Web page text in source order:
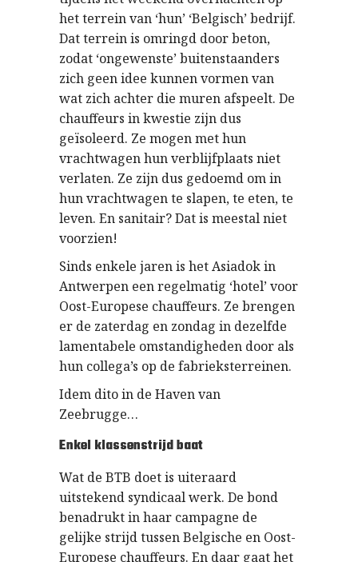
het terrein van ‘hun’ ‘Belgisch’ bedrijf.
Dat terrein is omringd door beton,
zodat ‘ongewenste’ buitenstaanders
zich geen idee kunnen vormen van
wat zich achter die muren afspeelt. De
chauffeurs in kwestie zijn dus
geïsoleerd. Ze mogen met hun
vrachtwagen hun verblijfplaats niet
verlaten. Ze zijn dus gedoemd om in
hun vrachtwagen te slapen, te eten, te
leven. En sanitair? Dat is meestal niet
voorzien!
Sinds enkele jaren is het Asiadok in
Antwerpen een regelmatig ‘hotel’ voor
Oost-Europese chauffeurs. Ze brengen
er de zaterdag en zondag in dezelfde
lamentabele omstandigheden door als
hun collega’s op de fabrieksterreinen.
Idem dito in de Haven van
Zeebrugge…
Enkel klassenstrijd baat
Wat de BTB doet is uiteraard
uitstekend syndicaal werk. De bond
benadrukt in haar campagne de
gelijke strijd tussen Belgische en Oost-
Europese chauffeurs. En daar gaat het